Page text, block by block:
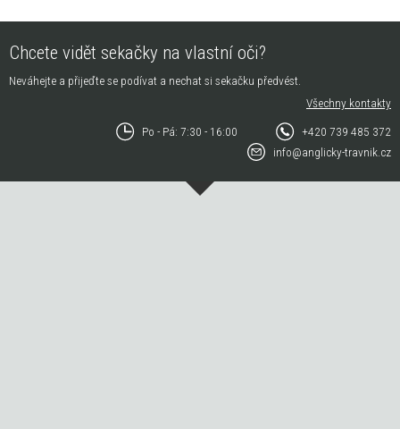
Chcete vidět sekačky na vlastní oči?
Neváhejte a přijeďte se podívat a nechat si sekačku předvést.
Všechny kontakty
Po - Pá: 7:30 - 16:00
+420 739 485 372
info@anglicky-travnik.cz